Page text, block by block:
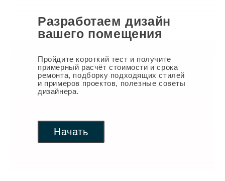
Разработаем дизайн
вашего помещения
Пройдите короткий тест и получите
примерный расчёт стоимости и срока
ремонта, подборку подходящих стилей
и примеров проектов, полезные советы
дизайнера.
Начать